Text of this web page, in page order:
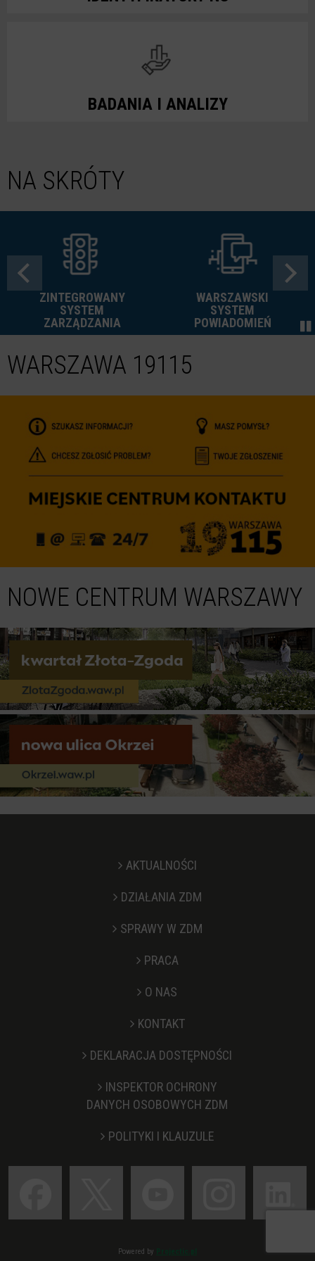
BADANIA I ANALIZY
NA SKRÓTY
ZINTEGROWANY
SYSTEM
ZARZĄDZANIA
WARSZAWSKI
SYSTEM
POWIADOMIEŃ
WARSZAWA 19115
NOWE CENTRUM WARSZAWY
AKTUALNOŚCI
DZIAŁANIA ZDM
SPRAWY W ZDM
PRACA
O NAS
KONTAKT
DEKLARACJA DOSTĘPNOŚCI
INSPEKTOR OCHRONY
DANYCH OSOBOWYCH ZDM
POLITYKI I KLAUZULE
Powered by